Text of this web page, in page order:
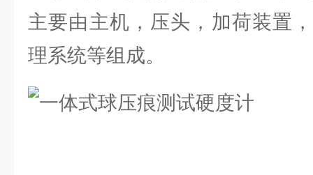
主要由主机，压头，加荷装置
理系统等组成。